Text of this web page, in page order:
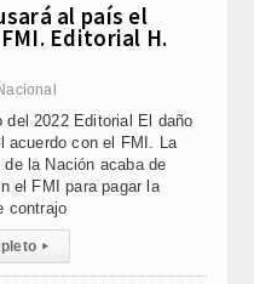
al país el
Editorial H.
del 2022 Editorial El daño
acuerdo con el FMI. La
la Nación acaba de
el FMI para pagar la
contrajo
▸